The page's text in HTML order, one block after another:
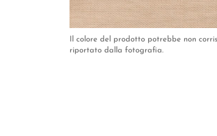
Il colore del prodotto potrebbe non
riportato dalla fotografia.